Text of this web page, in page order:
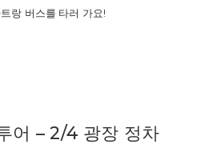
랑 버스를 타러 가요!
어 – 2/4 광장 정차